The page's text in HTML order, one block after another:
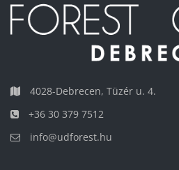
4028-Debrecen, Tüzér u. 4.
+36 30 379 7512
info@udforest.hu